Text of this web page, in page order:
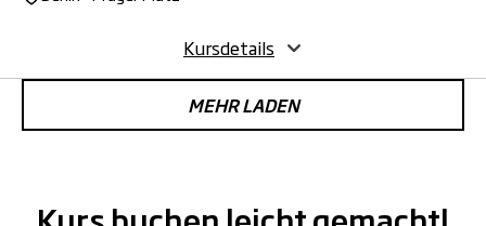
Kursdetails
MEHR LADEN